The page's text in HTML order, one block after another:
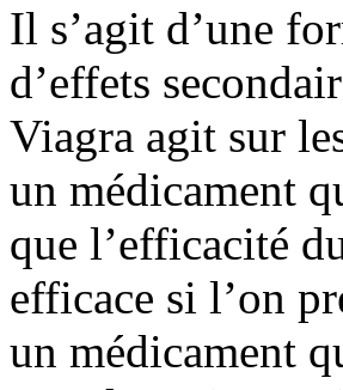
Il s’agit d’une
d’effets
Viagra agit sur
un médicament
que l’efficacité
efficace si l’on
un médicament